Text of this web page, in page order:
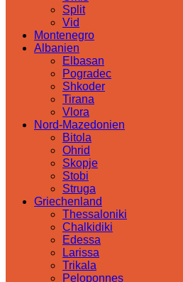
Split
Vid
Montenegro
Albanien
Elbasan
Pogradec
Shkoder
Tirana
Vlora
Nord-Mazedonien
Bitola
Ohrid
Skopje
Stobi
Struga
Griechenland
Thessaloniki
Chalkidiki
Edessa
Larissa
Trikala
Peloponnes